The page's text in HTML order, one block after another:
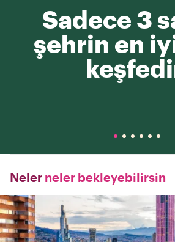
Sadece 3
şehrin en
Neler neler bekleyebilirsin